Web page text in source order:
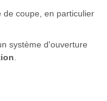
de coupe, en particulier
système d'ouverture